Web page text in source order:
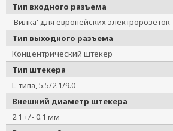
Тип входного разъема
'Вилка' для европейских электророзеток
Тип выходного разъема
Концентрический штекер
Тип штекера
L-типа, 5.5/2.1/9.0
Внешний диаметр штекера
2.1 +/- 0.1 мм